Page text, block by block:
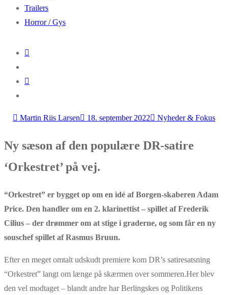
Trailers
Horror / Gys
Martin Riis Larsen 18. september 2022 Nyheder & Fokus
Ny sæson af den populære DR-satire
‘Orkestret’ på vej.
“Orkestret” er bygget op om en idé af Borgen-skaberen Adam
Price. Den handler om en 2. klarinettist – spillet af Frederik
Cilius – der drømmer om at stige i graderne, og som får en ny
souschef spillet af Rasmus Bruun.
Efter en meget omtalt udskudt premiere kom DR’s satiresatsning
“Orkestret” langt om længe på skærmen over sommeren.Her blev
den vel modtaget – blandt andre har Berlingskes og Politikens